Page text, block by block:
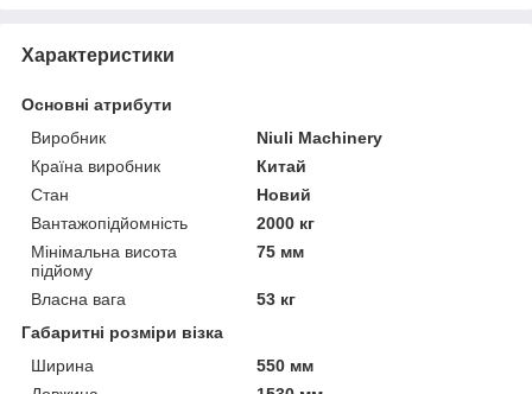
Характеристики
Основні атрибути
Виробник
Niuli Machinery
Країна виробник
Китай
Стан
Новий
Вантажопідйомність
2000 кг
Мінімальна висота
підйому
75 мм
Власна вага
53 кг
Габаритні розміри візка
Ширина
550 мм